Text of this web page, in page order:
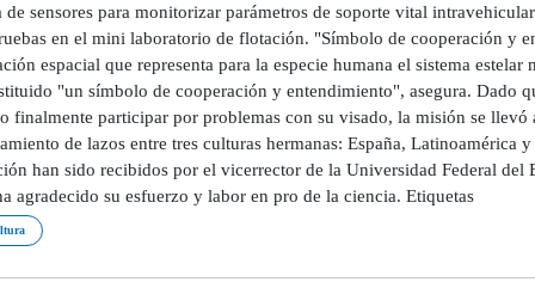
de sensores para monitorizar parámetros de soporte vital
en el mini laboratorio de flotación. "Símbolo de cooperación y
espacial que representa para la especie humana el sistema
"un símbolo de cooperación y entendimiento", asegura. Dado
finalmente participar por problemas con su visado, la misión se
de lazos entre tres culturas hermanas: España,
han sido recibidos por el vicerrector de la Universidad Federal del
agradecido su esfuerzo y labor en pro de la ciencia. Etiquetas